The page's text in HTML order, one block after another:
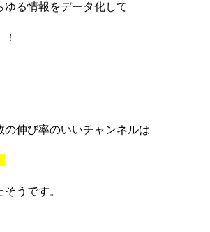
ゆる情報をデータ化して
の伸び率のいいチャンネルは
うです。